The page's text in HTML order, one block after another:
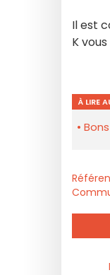
Il est
K
À LIRE